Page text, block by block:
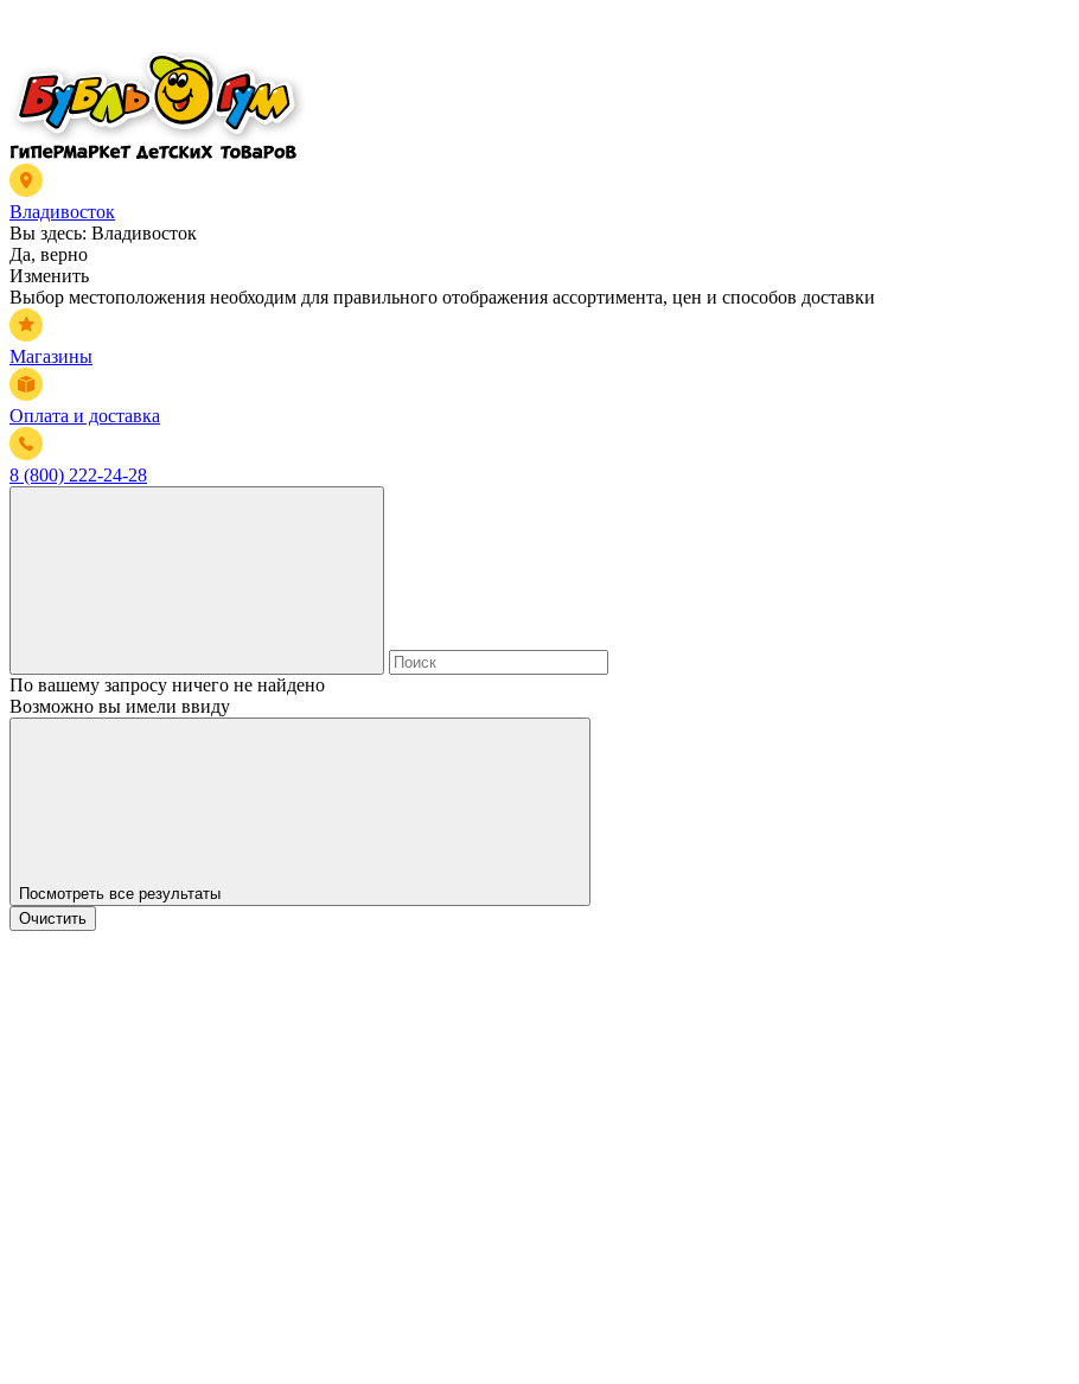
Владивосток
Вы здесь: Владивосток
Да, верно
Изменить
Выбор местоположения необходим для правильного отображения ассортимента, цен и способов доставки
Магазины
Оплата и доставка
8 (800) 222-24-28
По вашему запросу ничего не найдено
Возможно вы имели ввиду
Посмотреть все результаты
Очистить